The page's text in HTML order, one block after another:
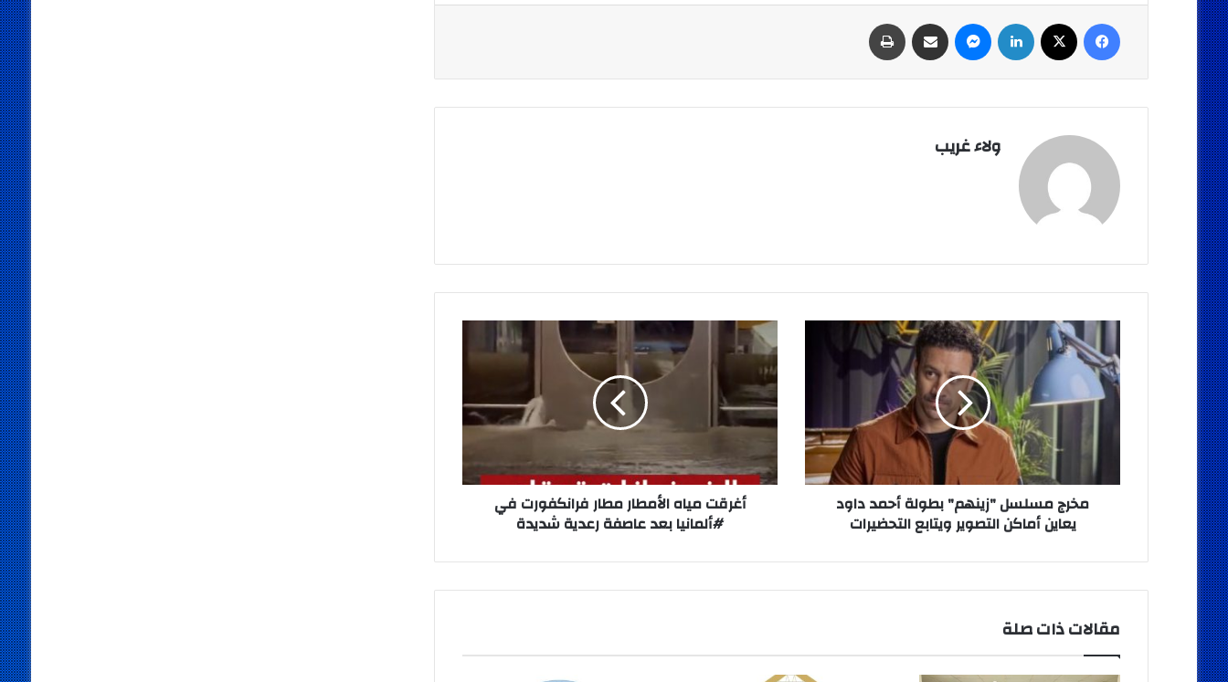
فيسبوك لينكدإن ماسنجر مشاركة عبر البريد
ولاء غريب
مخرج
مسلسل
"زينهم"
بطولة
أحمد
داود
يعاين
أماكن
التصوير
التحضيرات
مخرج مسلسل "زينهم" بطولة أحمد داود
يعاين أماكن التصوير ويتابع التحضيرات
أغرقت
مياه
الأمطار
مطار
فرانكفورت
في
بعد
عاصفة
أغرقت مياه الأمطار مطار فرانكفورت في
#ألمانيا بعد عاصفة رعدية شديدة
مقالات ذات صلة